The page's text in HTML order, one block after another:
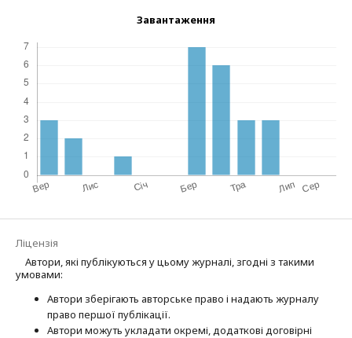
Завантаження
Ліцензія
Автори, які публікуються у цьому журналі, згодні з такими
умовами:
Автори зберігають авторське право і надають журналу
право першої публі­кації.
Автори можуть укладати окремі, додат­кові договірні